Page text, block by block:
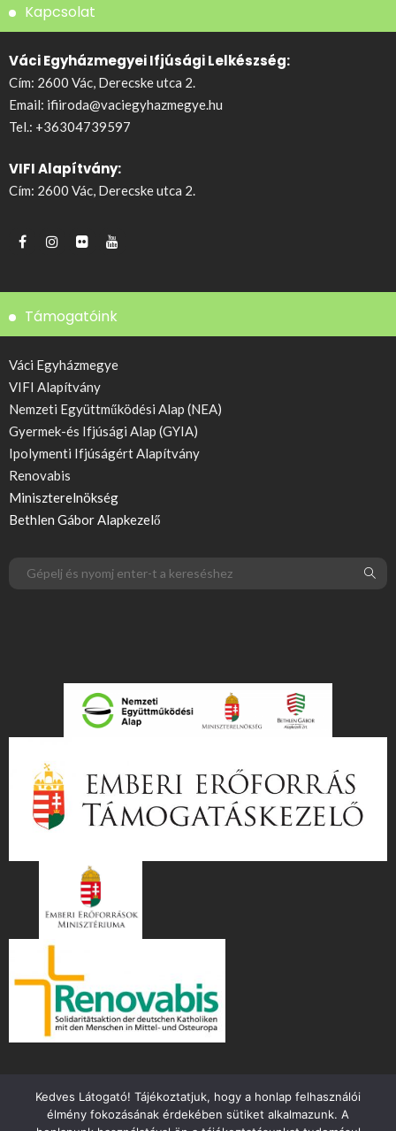
Kapcsolat
Váci Egyházmegyei Ifjúsági Lelkészség:
Cím: 2600 Vác, Derecske utca 2.
Email: ifiiroda@vaciegyhazmegye.hu
Tel.: +36304739597
VIFI Alapítvány:
Cím: 2600 Vác, Derecske utca 2.
Támogatóink
Váci Egyházmegye
VIFI Alapítvány
Nemzeti Együttműködési Alap (NEA)
Gyermek-és Ifjúsági Alap (GYIA)
Ipolymenti Ifjúságért Alapítvány
Renovabis
Miniszterelnökség
Bethlen Gábor Alapkezelő
Kedves Látogató! Tájékoztatjuk, hogy a honlap felhasználói
élmény fokozásának érdekében sütiket alkalmazunk. A